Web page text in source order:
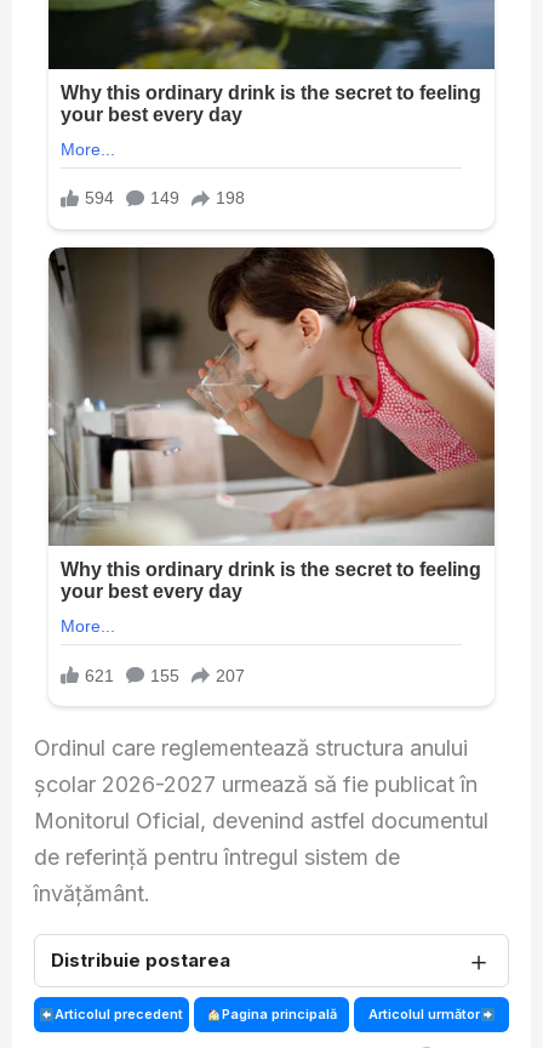
Ordinul care reglementează structura anului
școlar 2026-2027 urmează să fie publicat în
Monitorul Oficial, devenind astfel documentul
de referință pentru întregul sistem de
învățământ.
Distribuie postarea ＋
Articolul precedent Pagina principală Articolul următor